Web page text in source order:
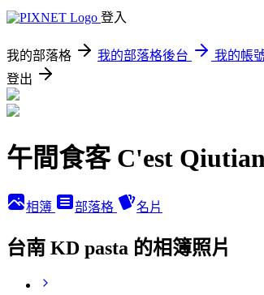
登入
我的部落格 我的部落格後台
我的帳
登出
午間食客 C'est
相簿 部落格 名片
台南 KD pasta 的相簿照片